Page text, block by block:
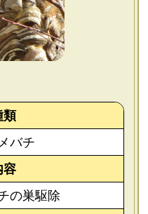
護方針
類
バチ
容
の巣駆除